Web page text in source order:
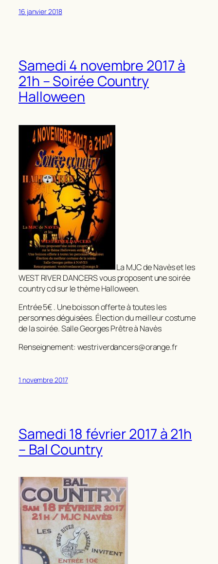
16 janvier 2018
Samedi 4 novembre 2017 à
21h – Soirée Country
Halloween
La MJC de Navès et les
WEST RIVER DANCERS vous proposent une soirée
country cd sur le thème Halloween.
Entrée 5€ . Une boisson offerte à toutes les
personnes déguisées. Élection du meilleur costume
de la soirée. Salle Georges Prêtre à Navès
Renseignement: westriverdancers@orange.fr
1 novembre 2017
Samedi 18 février 2017 à 21h
– Bal Country